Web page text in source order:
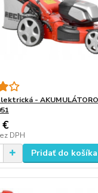
-
DPH
Pridať do košíka